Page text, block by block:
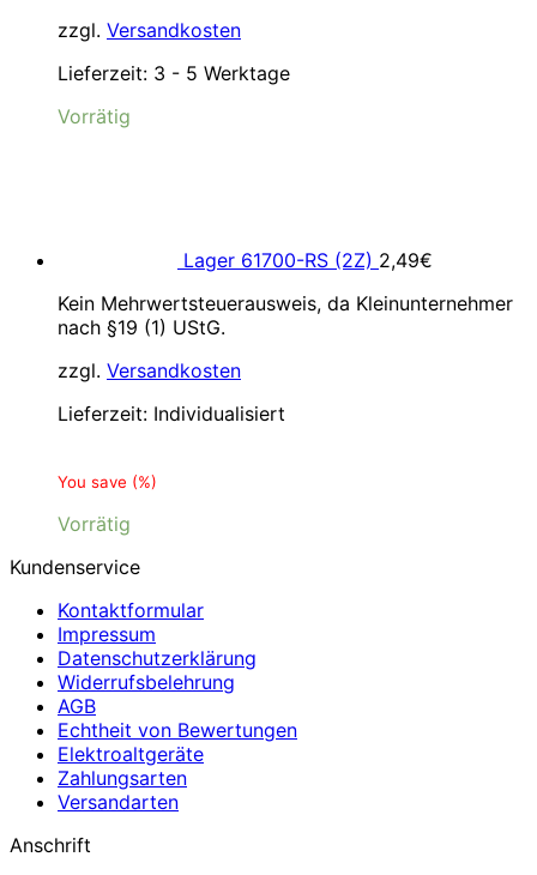
zzgl. Versandkosten
Lieferzeit: 3 - 5 Werktage
Vorrätig
Lager 61700-RS (2Z) 2,49€
Kein Mehrwertsteuerausweis, da Kleinunternehmer
nach §19 (1) UStG.
zzgl. Versandkosten
Lieferzeit: Individualisiert
You save (%)
Vorrätig
Kundenservice
Kontaktformular
Impressum
Datenschutzerklärung
Widerrufsbelehrung
AGB
Echtheit von Bewertungen
Elektroaltgeräte
Zahlungsarten
Versandarten
Anschrift